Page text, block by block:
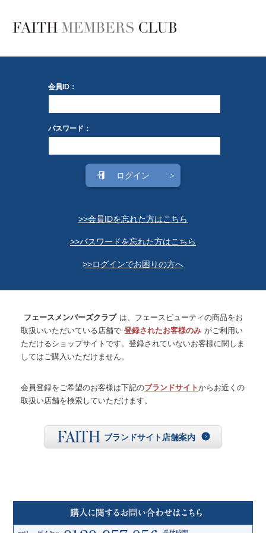
フェースメンバーズクラブ は、フェースビューティの商品をお
取扱いいただいている店舗で 登録されたお客様のみ がご利用い
ただけるショップサイトです。登録されていないお客様に関しま
してはご購入いただけません。
会員登録をご希望のお客様は下記のブランドサイトからお近くの
取扱い店舗を検索していただけます。
ブランドサイト店舗案内
会員ID：
パスワード：
>>会員IDを忘れた方はこちら
>>パスワードを忘れた方はこちら
>>ログインでお困りの方へ